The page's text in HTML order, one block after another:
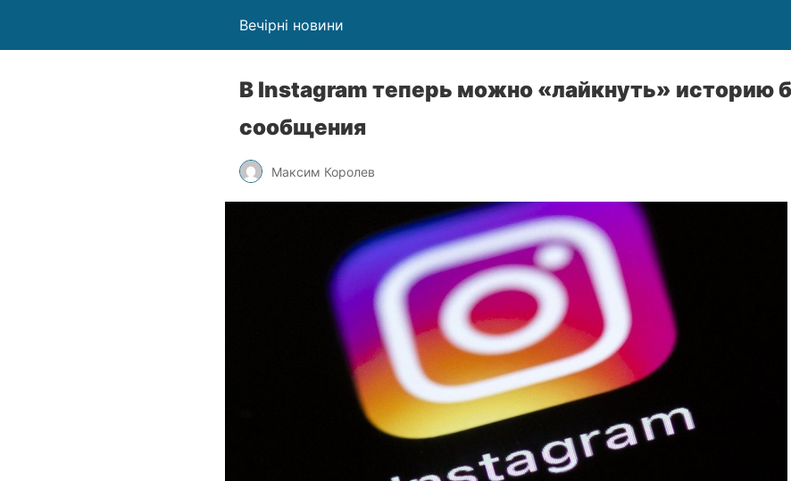
Вечірні новини
В Instagram теперь можно «лайкнуть» историю
сообщения
Максим Королев